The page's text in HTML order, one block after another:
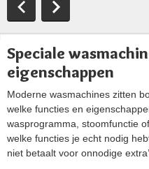
Speciale
eigenschappen
Moderne wasmachines zitten
welke functies en
wasprogramma, stoomfunctie
welke functies je echt nodig
niet betaalt voor onnodige